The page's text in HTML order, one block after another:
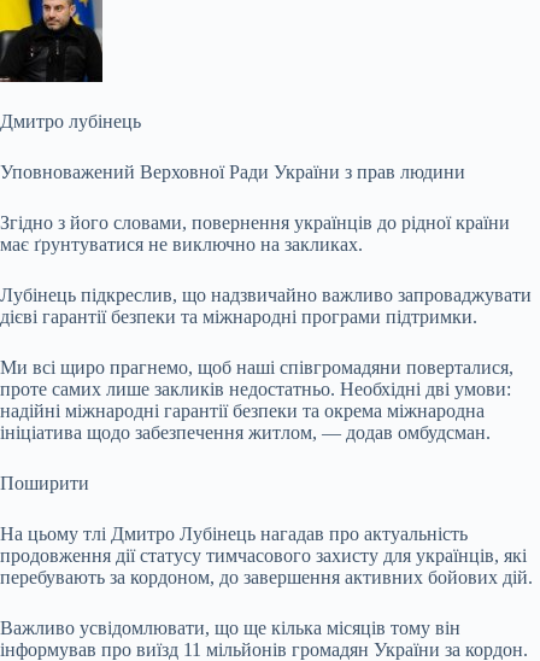
Дмитро лубінець
Уповноважений Верховної Ради України з прав людини
Згідно з його словами, повернення українців до рідної країни
має ґрунтуватися не виключно на закликах.
Лубінець підкреслив, що надзвичайно важливо запроваджувати
дієві гарантії безпеки та міжнародні програми підтримки.
Ми всі щиро прагнемо, щоб наші співгромадяни поверталися,
проте самих лише закликів недостатньо. Необхідні дві умови:
надійні міжнародні гарантії безпеки та окрема міжнародна
ініціатива щодо забезпечення житлом, — додав омбудсман.
Поширити
На цьому тлі Дмитро Лубінець нагадав про актуальність
продовження дії статусу тимчасового захисту для українців, які
перебувають за кордоном, до завершення активних бойових дій.
Важливо усвідомлювати, що ще кілька місяців тому він
інформував про виїзд 11 мільйонів громадян України за кордон.